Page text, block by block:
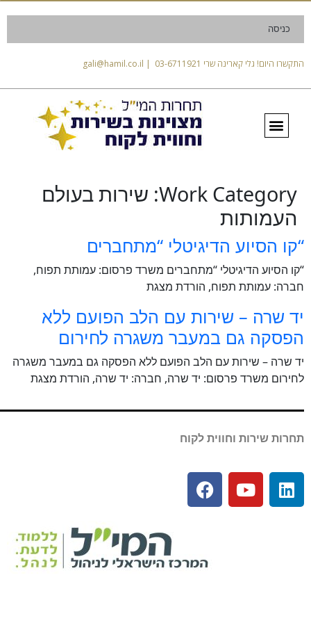
כניסה
התקשרו היום! גלי קארינה שרי 03-6711921 | gali@hamil.co.il
Work Category: שירות בעולם
העמותות
“קו הסיוע הדיגיטלי “מתחברים
“קו הסיוע הדיגיטלי “מתחברים משרד פרסום: עמותת תפוח,
חברה: עמותת תפוח, הורדת מצגת
יד שרה – שירות עם הלב הפועם ללא
הפסקה גם במעבר משגרה לחירום
יד שרה – שירות עם הלב הפועם ללא הפסקה גם במעבר משגרה
לחירום משרד פרסום: יד שרה, חברה: יד שרה, הורדת מצגת
תחרות שירות וחווית לקוח